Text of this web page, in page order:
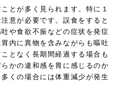
とが多く見られます。特に１
意が必要です。誤食をすると
や食欲不振などの症状を発症
内に異物を含みながらも嘔吐
となく長期間経過する場合も
かの違和感を胃に感じるのか
くの場合には体重減少が発生